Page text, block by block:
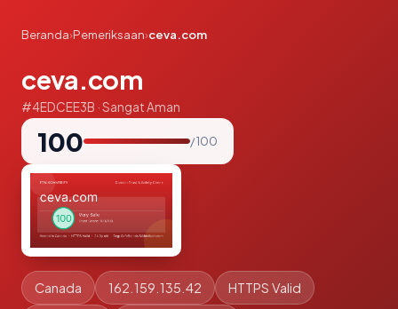
Beranda›Pemeriksaan›ceva.com
ceva.com
#4EDCEE3B · Sangat Aman
100 / 100
Canada 162.159.135.42 HTTPS Valid